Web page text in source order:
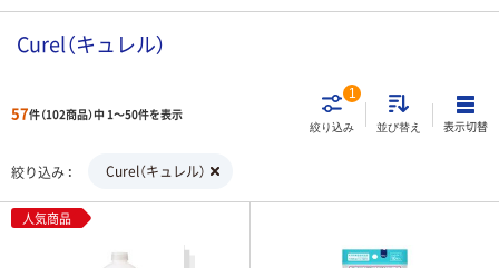
Curel（キュレル）
57件（102商品）中 1～50件を表示
絞り込み
1
並び替え 表示切替
絞り込み Curel（キュレル）
人気商品